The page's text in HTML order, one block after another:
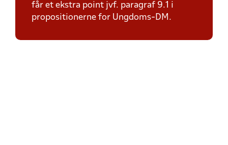
får et ekstra point jvf. paragraf 9.1 i
propositionerne for Ungdoms-DM.